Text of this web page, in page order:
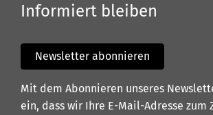
Informiert bleiben
Newsletter abonnieren
Mit dem Abonnieren unseres
ein, dass wir Ihre E-Mail-Adresse zum